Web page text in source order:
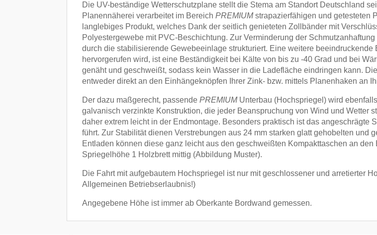
Die UV-beständige Wetterschutzplane stellt die Stema am Standort Deutschland
Planennäherei verarbeitet im BereichPREMIUMstrapazierfähigen und getesteten
langlebiges Produkt, welches Dank der seitlich genieteten Zollbänder mit
Polyestergewebe mit PVC-Beschichtung. Zur Verminderung der
durch die stabilisierende Gewebeeinlage strukturiert. Eine weitere beeindruckende
hervorgerufen wird, ist eine Beständigkeit bei Kälte von bis zu -40 Grad und bei
genäht und geschweißt, sodass kein Wasser in die Ladefläche eindringen kann.
entweder direkt an den Einhängeknöpfen Ihrer Zink- bzw. mittels Planenhaken an
Der dazu maßgerecht, passendePREMIUM Unterbau (Hochspriegel) wird
galvanisch verzinkte Konstruktion, die jeder Beanspruchung von Wind und Wetter
daher extrem leicht in der Endmontage. Besonders praktisch ist das
führt. Zur Stabilität dienen Verstrebungen aus 24 mm starken glatt gehobelten und
Entladen können diese ganz leicht aus den geschweißten Kompakttaschen an
Spriegelhöhe 1 Holzbrett mittig (Abbildung Muster).
Die Fahrt mit aufgebautem Hochspriegel ist nur mit geschlossener und arretierter
Allgemeinen Betriebserlaubnis!)
Angegebene Höhe ist immer ab Oberkante Bordwand gemessen.